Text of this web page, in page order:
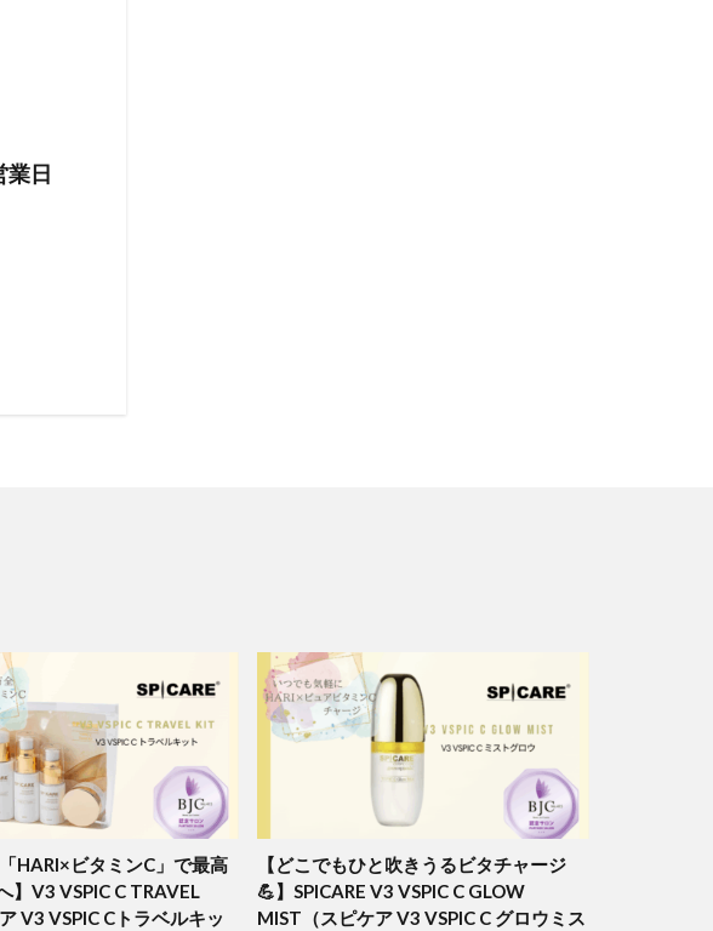
業日
「HARI×ビタミンC」で最高
】V3 VSPIC C TRAVEL
V3 VSPIC Cトラベルキッ
【どこでもひと吹きうるビタチャージ
💪】SPICARE V3 VSPIC C GLOW
MIST（スピケア V3 VSPIC C グロウミス